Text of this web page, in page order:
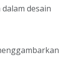
desain